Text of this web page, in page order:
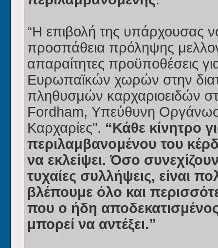
“Η επιβολή της υπάρχουσας
προσπάθεια πρόληψης
απαραίτητες προϋποθέσεις
Ευρωπαϊκών χωρών στην
πληθυσμών καρχαριοειδών
Fordham, Υπεύθυνη
Καρχαρίες". “Κάθε κίνητρο
περιλαμβανομένου του
να εκλείψει. Όσο συνεχίζουν
τυχαίες συλλήψεις, είναι
βλέπουμε όλο και
που ο ήδη
μπορεί να αντέξει.”